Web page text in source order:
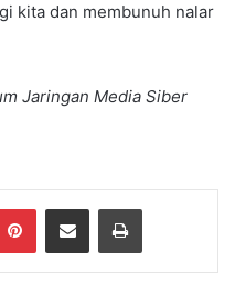
kita dan membunuh nalar
Jaringan Media Siber
PinterestShare via Email Print